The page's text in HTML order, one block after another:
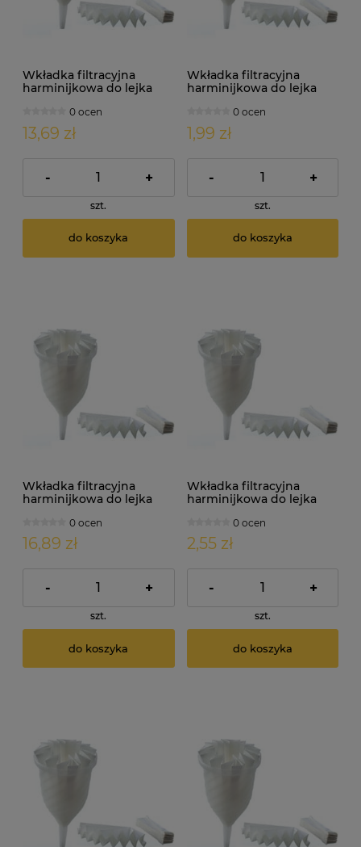
Wkładka filtracyjna
harminijkowa do lejka
Średnica: 20cm x 10szt.
0 ocen
13,69 zł
- +
szt.
do koszyka
Wkładka filtracyjna
harminijkowa do lejka
Średnica: 25cm
0 ocen
1,99 zł
- +
szt.
do koszyka
Wkładka filtracyjna
harminijkowa do lejka
Średnica: 25cm x 10szt.
0 ocen
16,89 zł
- +
szt.
do koszyka
Wkładka filtracyjna
harminijkowa do lejka
Średnica: 30cm
0 ocen
2,55 zł
- +
szt.
do koszyka